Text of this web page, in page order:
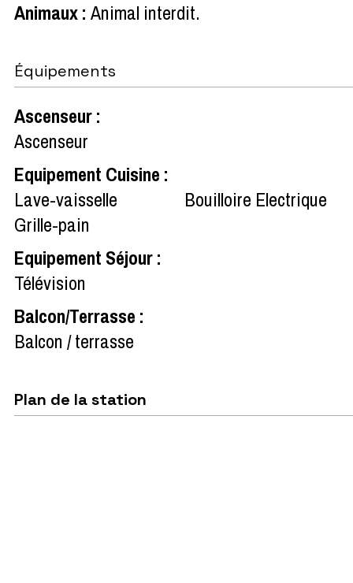
Animaux: Animal interdit
Équipements
Ascenseur:
Ascenseur
Equipement Cuisine :
Lave-vaisselle
Bouilloire Electrique
Grille-pain
Equipement Séjour:
Télévision
Balcon/Terrasse :
Balcon / terrasse
Plan de la station